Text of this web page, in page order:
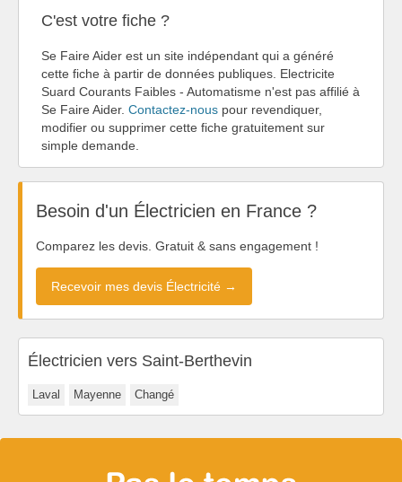
C'est votre fiche ?
Se Faire Aider est un site indépendant qui a généré
cette fiche à partir de données publiques. Electricite
Suard Courants Faibles - Automatisme n'est pas affilié à
Se Faire Aider. Contactez-nous pour revendiquer,
modifier ou supprimer cette fiche gratuitement sur
simple demande.
Besoin d'un Électricien en France ?
Comparez les devis. Gratuit & sans engagement !
Recevoir mes devis Électricité →
Électricien vers Saint-Berthevin
Laval Mayenne Changé